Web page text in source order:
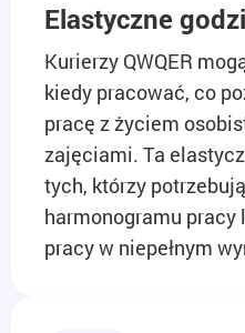
Elastyczne
Kurierzy QWQER
kiedy pracować, co
pracę z życiem
zajęciami. Ta
tych, którzy
harmonogramu
pracy w niepełnym